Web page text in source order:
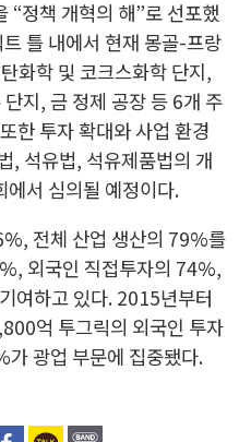
“정책 개혁의 해”로 선포했
틀 내에서 현재 몽골-프랑
화학 및 코크스화학 단지,
지, 금 정제 공장 등 6개 주
한 투자 확대와 사업 환경
, 석유법, 석유제품법의 개
에서 심의될 예정이다.
전체 산업 생산의 79%를
외국인 직접투자의 74%,
여하고 있다. 2015년부터
억 투그릭의 외국인 투자
광업 부문에 집중됐다.